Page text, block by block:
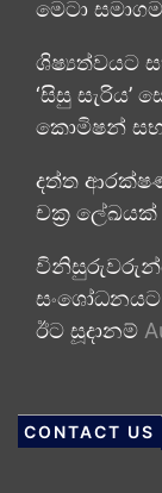
මෙටා
ශිෂ්‍යත්වයට
‘සිසු සැරිය’
කොමිෂන්
දත්ත
චක්‍ර
ඊට සූදානම්
CONTACT US